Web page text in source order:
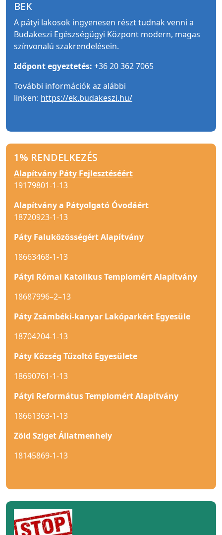
BEK
A pátyi lakosok ingyenesen részt tudnak venni a
Budakeszi Egészségügyi Központ modern, magas
színvonalú szakrendelésein.
Időpont egyeztetés: +36 20 362 7065
További információk az alábbi
linken: https://ek.budakeszi.hu/
1% RENDELKEZÉS
Alapítvány Páty Fejlesztéséért
19179801-1-13
Alapítvány a Pátyolgató Óvodáért
18720923-1-13
Páty Faluközösségért Alapítvány
18663468-1-13
Pátyi Római Katolikus Templomért Alapítvány
18687996–2–13
Páty Zsámbéki-kanyar Lakóparkért Egyesüle
18704204-1-13
Páty Község Tűzoltó Egyesülete
18690761-1-13
Pátyi Református Templomért Alapítvány
18661363-1-13
Zöld Sziget Állatmenhely
18145869-1-13